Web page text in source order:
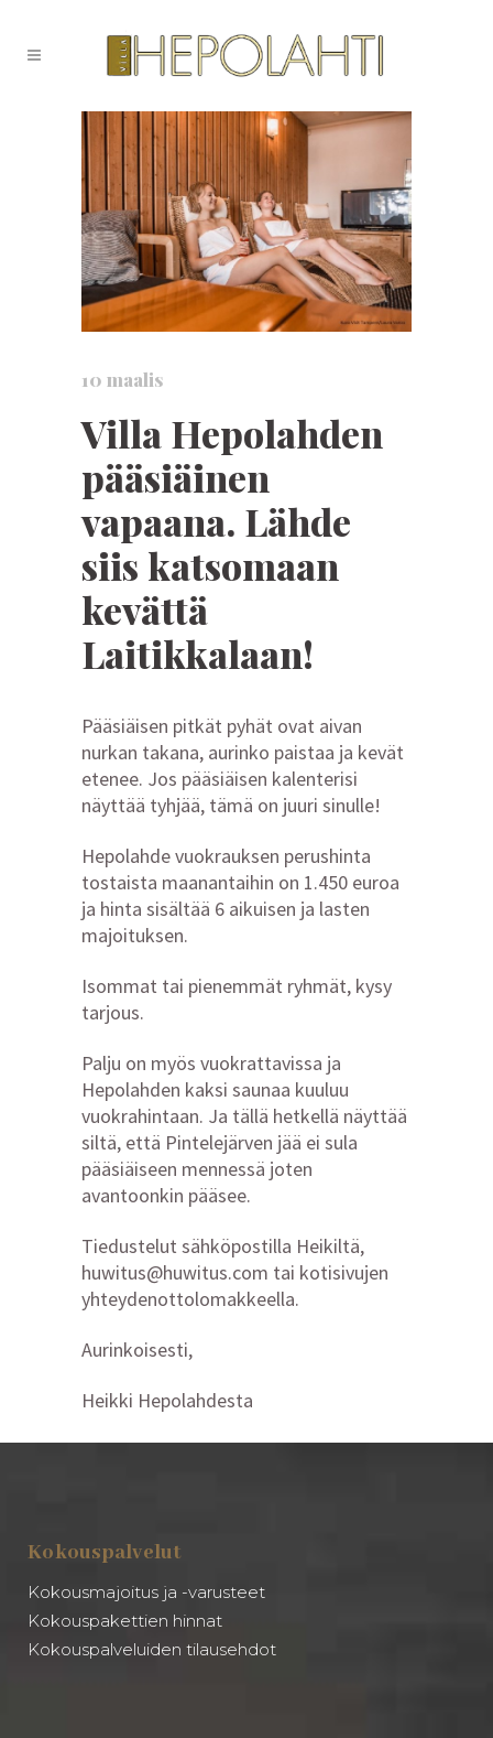
10 maalis
Villa Hepolahden
pääsiäinen
vapaana. Lähde
siis katsomaan
kevättä
Laitikkalaan!
Pääsiäisen pitkät pyhät ovat aivan
nurkan takana, aurinko paistaa ja kevät
etenee. Jos pääsiäisen kalenterisi
näyttää tyhjää, tämä on juuri sinulle!
Hepolahde vuokrauksen perushinta
tostaista maanantaihin on 1.450 euroa
ja hinta sisältää 6 aikuisen ja lasten
majoituksen.
Isommat tai pienemmät ryhmät, kysy
tarjous.
Palju on myös vuokrattavissa ja
Hepolahden kaksi saunaa kuuluu
vuokrahintaan. Ja tällä hetkellä näyttää
siltä, että Pintelejärven jää ei sula
pääsiäiseen mennessä joten
avantoonkin pääsee.
Tiedustelut sähköpostilla Heikiltä,
huwitus@huwitus.com tai kotisivujen
yhteydenottolomakkeella.
Aurinkoisesti,
Heikki Hepolahdesta
Kokouspalvelut
Kokousmajoitus ja -varusteet
Kokouspakettien hinnat
Kokouspalveluiden tilausehdot